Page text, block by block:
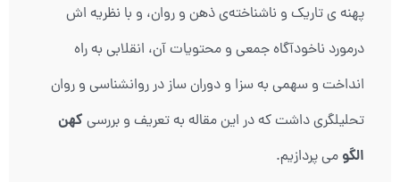
پهنه ی تاریک و ناشناخته‌ی ذهن و روان، و با نظریه اش
درمورد ناخودآگاه جمعی و محتویات آن، انقلابی به راه
انداخت و سهمی به سزا و دوران ساز در روانشناسی و روان
تحلیلگری داشت که در این مقاله به تعریف و بررسیکهن
الگو می پردازیم.